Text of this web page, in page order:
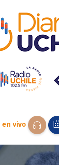
en vivo